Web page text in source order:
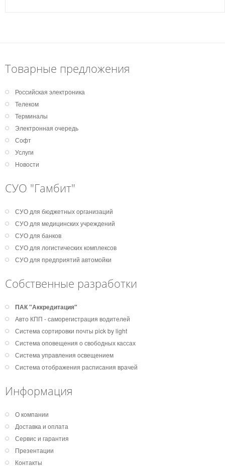
Товарные предложения
Российская электроника
Телеком
Терминалы
Электронная очередь
Софт
Услуги
Новости
СУО "Гамбит"
СУО для бюджетных организаций
СУО для медицинских учреждений
СУО для банков
СУО для логистических комплексов
СУО для предприятий автомойки
Собственные разработки
ПАК "Аккредитация"
Авто КПП - саморегистрация водителей
Система сортировки почты pick by light
Система оповещения о свободных кассах
Система управления освещением
Система отображения расписания врачей
Информация
О компании
Доставка и оплата
Сервис и гарантия
Презентации
Контакты